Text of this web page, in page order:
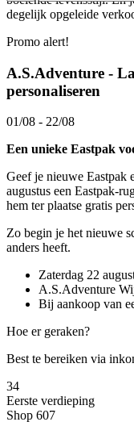
degelijk opgeleide
Promo alert!
A.S.Adventure -
personaliseren
01/08 - 22/08
Een unieke Eastpak
Geef je nieuwe Eastpak
augustus een Eastpak-
hem ter plaatse gratis
Zo begin je het nieuwe
anders heeft.
Zaterdag 22
A.S.Adventure
Bij aankoop van
Hoe er geraken?
Best te bereiken via
34
Eerste verdieping
Shop 607